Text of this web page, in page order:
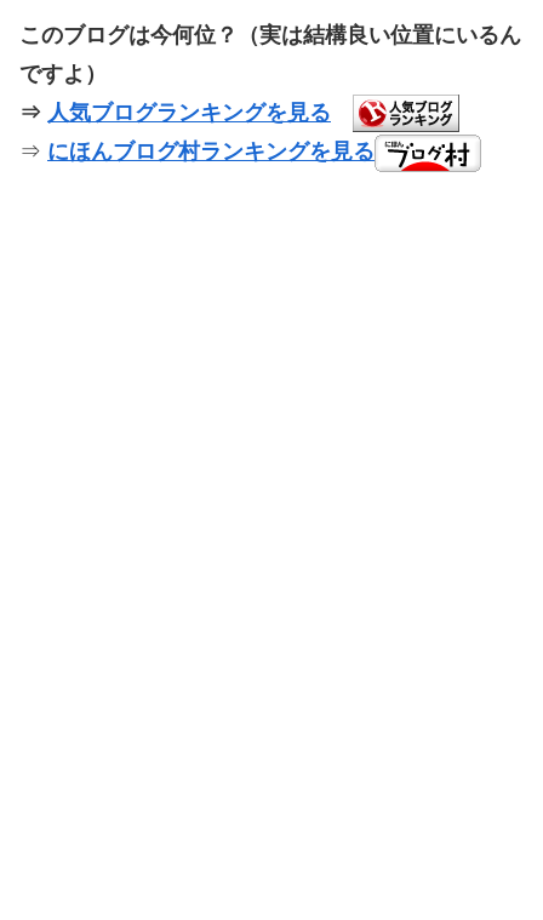
このブログは今何位？（実は結構良い位置にいるん
ですよ）
⇒ 人気ブログランキングを見る
⇒ にほんブログ村ランキングを見る